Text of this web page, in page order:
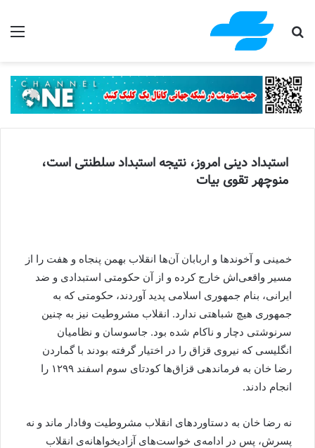
جستجو برای
استبداد دینی امروز، نتیجه استبداد سلطنتی است،
منوچهر تقوی بیات
خمینی و آخوندها و اربابان آن‌ها انقلاب بهمن پنجاه و هفت را از
مسیر واقعی‌اش خارج کرده و از آن حکومتی استبدادی و ضد
ایرانی، بنام جمهوری اسلامی پدید آوردند، حکومتی که به
جمهوری هیچ شباهتی ندارد. انقلاب مشروطیت نیز به چنین
سرنوشتی دچار و ناکام شده بود. جاسوسان و نظامیان
انگلیسی که نیروی قزاق را در اختیار گرفته بودند با گماردن
رضا خان به فرماندهی قزاق‌ها کودتای سوم اسفند ۱۲۹۹ را
انجام دادند.
نه رضا خان به دستاوردهای انقلاب مشروطیت وفادار ماند و نه
پسرش، پس در ادامه‌ی خواست‌های آزادیخواهانه‌ی انقلاب